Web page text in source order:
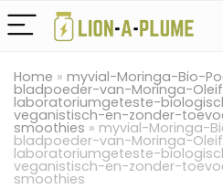
Home » myvial-Moringa-Bio-
bladpoeder-van-Moringa-
laboratoriumgeteste-
veganistisch-en-zonder-
smoothies » myvial-Moringa-
bladpoeder-van-Moringa-
laboratoriumgeteste-
veganistisch-en-zonder-
smoothies